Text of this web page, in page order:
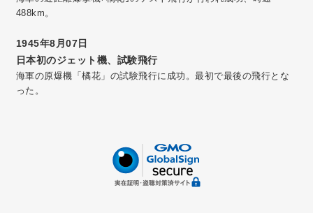
488km。
1945年8月07日
日本初のジェット機、試験飛行
海軍の原爆機「橘花」の試験飛行に成功。最初で最後の飛行とな
った。